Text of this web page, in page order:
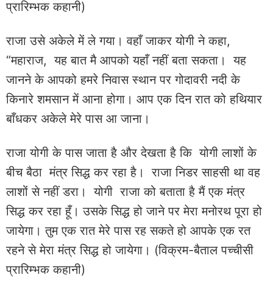
प्रारिम्भक कहानी)
राजा उसे अकेले में ले गया। वहाँ जाकर योगी ने कहा,
“महाराज, यह बात मै आपको यहाँ नहीं बता सकता। यह
जानने के आपको हमरे निवास स्थान पर गोदावरी नदी के
किनारे शमसान में आना होगा। आप एक दिन रात को हथियार
बाँधकर अकेले मेरे पास आ जाना।
राजा योगी के पास जाता है और देखता है कि योगी लाशों के
बीच बैठा मंत्र सिद्ध कर रहा है। राजा निडर साहसी था वह
लाशों से नहीं डरा। योगी राजा को बताता है मैं एक मंत्र
सिद्ध कर रहा हूँ। उसके सिद्ध हो जाने पर मेरा मनोरथ पूरा हो
जायेगा। तुम एक रात मेरे पास रह सकते हो आपके एक रत
रहने से मेरा मंत्र सिद्ध हो जायेगा। (विक्रम-बैताल पच्चीसी
प्रारिम्भक कहानी)